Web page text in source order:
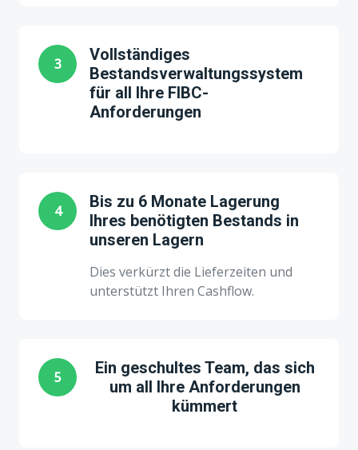
3
Vollständiges
Bestandsverwaltungssystem
für all Ihre FIBC-
Anforderungen
4
Bis zu 6 Monate Lagerung
Ihres benötigten Bestands in
unseren Lagern
Dies verkürzt die Lieferzeiten und
unterstützt Ihren Cashflow.
5
Ein geschultes Team, das sich
um all Ihre Anforderungen
kümmert